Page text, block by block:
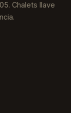
Chalets llave